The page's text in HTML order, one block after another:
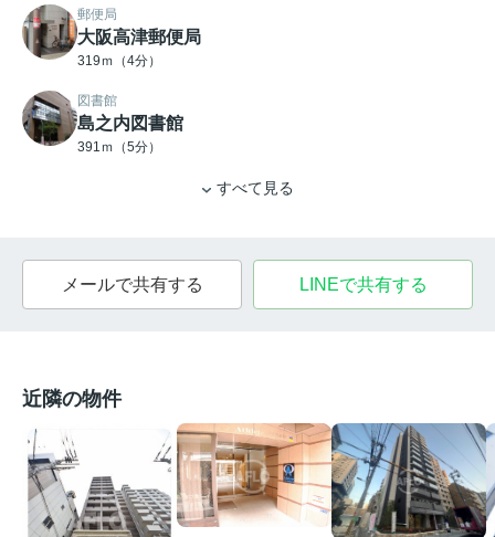
郵便局
大阪高津郵便局
319ｍ（4分）
図書館
島之内図書館
391ｍ（5分）
すべて見る
メールで共有する LINEで共有する
近隣の物件